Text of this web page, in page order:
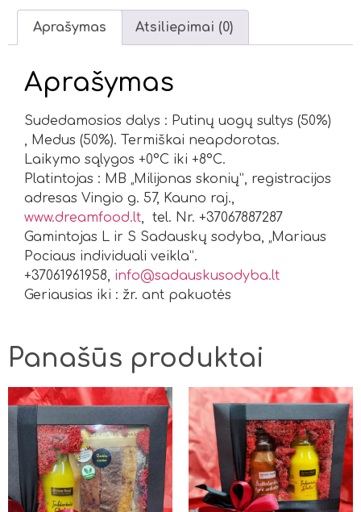
Aprašymas Atsiliepimai (0)
Aprašymas
Sudedamosios dalys : Putinų uogų sultys (50%)
, Medus (50%). Termiškai neapdorotas.
Laikymo sąlygos +0°C iki +8°C.
Platintojas : MB „Milijonas skonių”, registracijos
adresas Vingio g. 57, Kauno raj.,
www.dreamfood.lt, tel. Nr. +37067887287
Gamintojas L ir S Sadauskų sodyba, „Mariaus
Pociaus individuali veikla”.
+37061961958, info@sadauskusodyba.lt
Geriausias iki : žr. ant pakuotės
Panašūs produktai